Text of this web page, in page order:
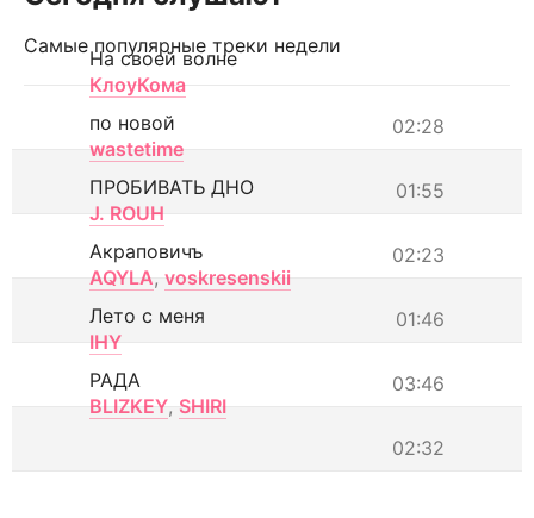
Самые популярные треки недели
На своей волне
КлоуКома
02:28
по новой
wastetime
01:55
ПРОБИВАТЬ ДНО
J. ROUH
02:23
Акраповичъ
AQYLA, voskresenskii
01:46
Лето с меня
IHY
03:46
РАДА
BLIZKEY, SHIRI
02:32